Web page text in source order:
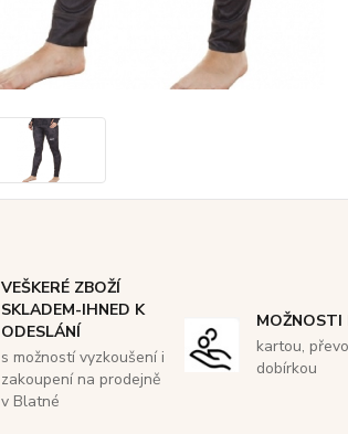
VEŠKERÉ ZBOŽÍ
SKLADEM-IHNED K
ODESLÁNÍ
s možností vyzkoušení i
zakoupení na prodejně
v Blatné
MOŽNOSTI
kartou,
dobírkou